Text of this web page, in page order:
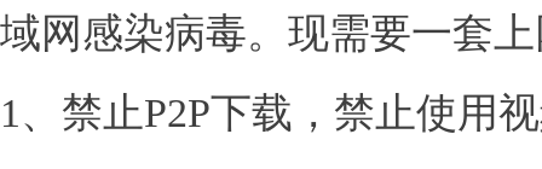
域网感染病毒。现需要一套
1、禁止P2P下载，禁止使用